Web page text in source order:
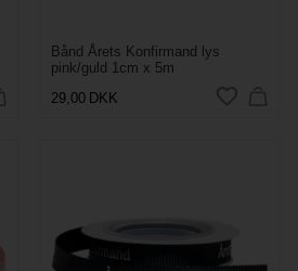
Bånd Årets Konfirmand lys
pink/guld 1cm x 5m
29,00 DKK